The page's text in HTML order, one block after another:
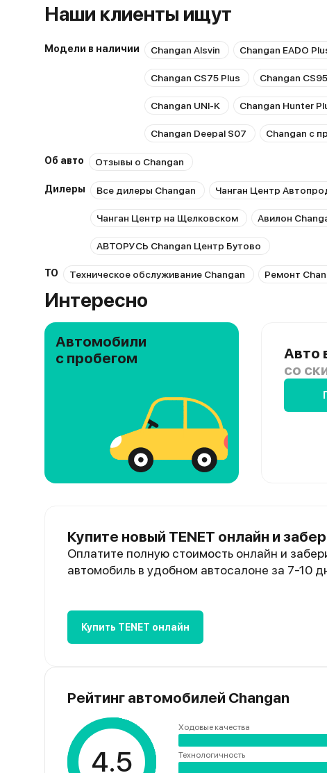
Наши клиенты ищут
Модели в наличии Changan Alsvin Changan EADO
Changan CS75 Plus Changan CS95
Changan UNI-K Changan Hunter
Changan Deepal S07 Changan с
Об авто Отзывы о Changan
Дилеры Все дилеры Changan Чанган Центр
Чанган Центр на Щелковском Авилон
АВТОРУСЬ Changan Центр Бутово
ТО Техническое обслуживание Changan Ремонт
Интересно
Автомобили
с пробегом
Авто
со
Купите новый TENET онлайн и
Оплатите полную стоимость онлайн и
автомобиль в удобном автосалоне за 7-10
Купить TENET онлайн
Рейтинг автомобилей Changan
4.5
Ходовые качества
Технологичность